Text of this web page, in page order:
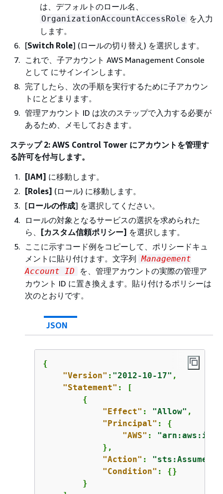
は、デフォルトのロール名、
OrganizationAccountAccessRole を入力
します。
[Switch Role] (ロールの切り替え) を選択します。
これで、子アカウント AWS Management Console
として にサインインします。
完了したら、次の手順を実行するために子アカウン
トにとどまります。
管理アカウント ID は次のステップで入力する必要が
あるため、メモしておきます。
ステップ 2: AWS Control Tower にアカウントを管理す
る許可を付与します。
[IAM] に移動します。
[Roles] (ロール) に移動します。
[ロールの作成] を選択してください。
ロールの対象となるサービスの選択を求められた
ら、
[カスタム信頼ポリシー] を選択します。
ここに示すコード例をコピーして、ポリシードキュ
メントに貼り付けます。文字列 Management
Account ID
を、管理アカウントの実際の管理ア
カウント ID に置き換えます。貼り付けるポリシーは
次のとおりです。
JSON
{
"Version" : "2012-10-17" ,
"Statement" : [
{
"Effect" : "Allow" ,
"Principal" : {
"AWS" :
            },
"Action" :
"Condition" : {}
        }